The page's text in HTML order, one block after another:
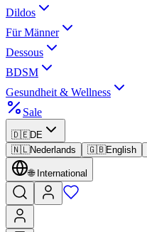
Dildos
Für Männer
Dessous
BDSM
Gesundheit & Wellness
Sale
🇩🇪DE
🇳🇱Nederlands 🇬🇧English
🌐 International